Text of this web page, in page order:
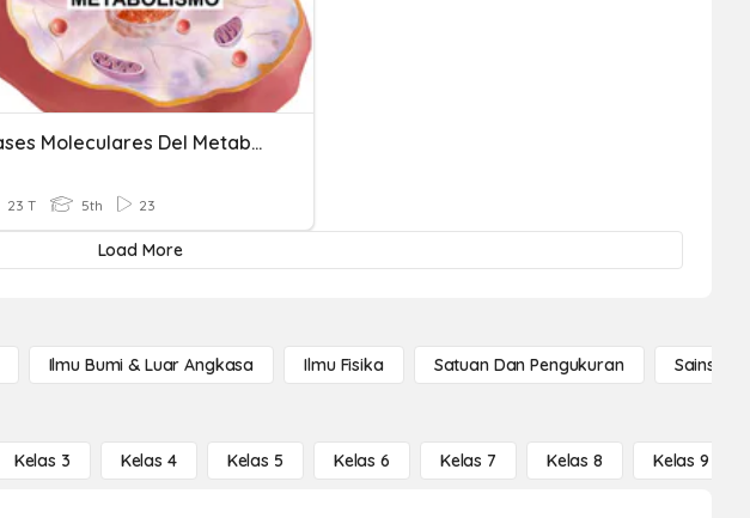
Bases Moleculares Del Metabolismo
23 T 5th 23
Load More
Ilmu Bumi & Luar Angkasa Ilmu Fisika Satuan Dan Pengukuran Sains
Kelas 3 Kelas 4 Kelas 5 Kelas 6 Kelas 7 Kelas 8 Kelas 9